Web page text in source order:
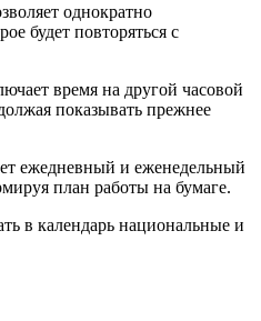
однократно
будет повторяться с
время на другой часовой
показывать прежнее
ежедневный и еженедельный
план работы на бумаге.
в календарь национальные и